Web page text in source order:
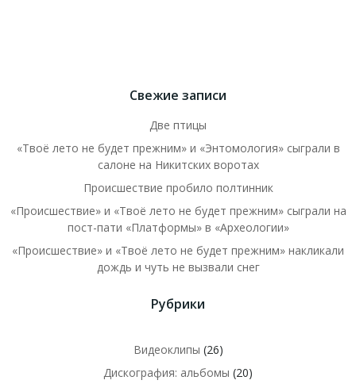
Свежие записи
Две птицы
«Твоё лето не будет прежним» и «Энтомология» сыграли в
салоне на Никитских воротах
Происшествие пробило полтинник
«Происшествие» и «Твоё лето не будет прежним» сыграли на
пост-пати «Платформы» в «Археологии»
«Происшествие» и «Твоё лето не будет прежним» накликали
дождь и чуть не вызвали снег
Рубрики
Видеоклипы (26)
Дискография: альбомы (20)